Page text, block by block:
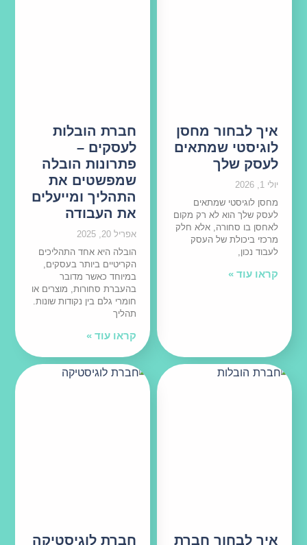
איך לבחור מחסן
לוגיסטי שמתאים
לעסק שלך
יולי 1, 2026
מחסן לוגיסטי שמתאים
לעסק שלך הוא לא רק מקום
לאחסן בו סחורה, אלא חלק
מרכזי ביכולת של העסק
לעבוד נכון,
קראו עוד »
חברת הובלות
לעסקים –
פתרונות הובלה
שמפשטים את
התהליך ומייעלים
את העבודה
אפריל 20, 2025
הובלה היא אחד התהליכים
הקריטיים ביותר בעסקים,
במיוחד כאשר מדובר
בהעברת סחורות, מוצרים או
חומרי גלם בין נקודות שונות.
תהליך
קראו עוד »
איך לבחור חברת חברת לוגיסטיקה